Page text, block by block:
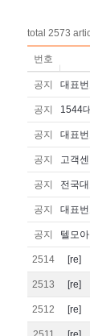
total 2573
번호
공지 대표
공지 1544
공지 대표
공지 고객
공지 전국
공지 대표
공지 텔모
2514 [re]
2513 [re]
2512 [re]